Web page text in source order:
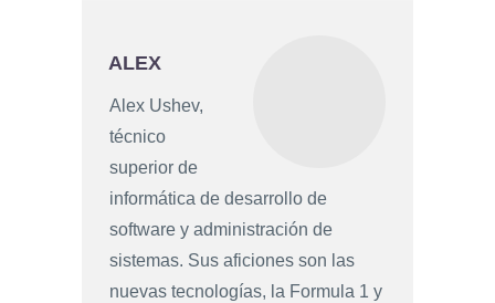
ALEX
Alex Ushev,
técnico
superior de
informática de desarrollo de
software y administración de
sistemas. Sus aficiones son las
nuevas tecnologías, la Formula 1 y